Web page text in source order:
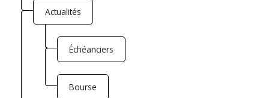
Actualités
Échéanciers
Bourse